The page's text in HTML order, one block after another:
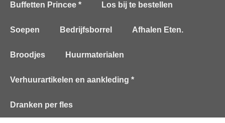
Buffetten Princee * Los bij te bestellen
Soepen Bedrijfsborrel Afhalen Eten.
Broodjes Huurmaterialen
Verhuurartikelen en aankleding *
Dranken per fles